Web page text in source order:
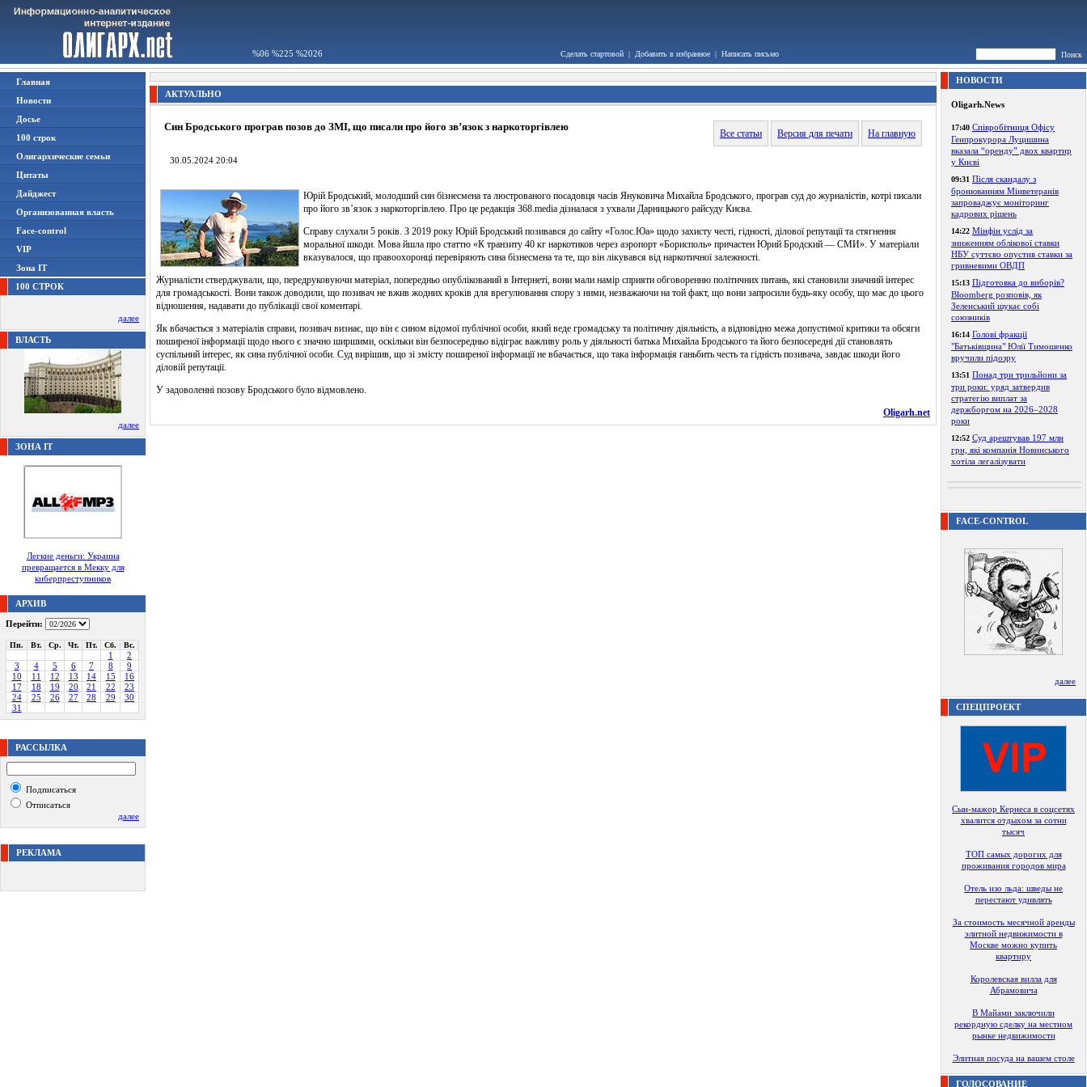
%06 %225 %2026 Сделать стартовой | Добавить в избранное | Написать письмо Поиск
Главная
Новости
Досье
100 строк
Олигархические семьи
Цитаты
Дайджест
Организованная власть
Face-control
VIP
Зона IT
100 СТРОК
далее
ВЛАСТЬ
далее
ЗОНА IT
Легкие деньги: Украина
превращается в Мекку для
киберпреступников
АРХИВ
Перейти:
Пн. Вт. Ср. Чт. Пт. Сб. Вс.
1
2
3
4 5 6 7 8
9
10
11 12 13 14 15
16
17
18 19 20 21 22
23
24
25 26 27 28 29
30
31
РАССЫЛКА
Подписаться
Отписаться
далее
РЕКЛАМА
АКТУАЛЬНО
Син Бродського програв позов до ЗМІ, що писали про його зв’язок з наркоторгівлею
Все статьи Версия для печати На главную
30.05.2024 20:04
Юрій Бродський, молодший син бізнесмена та люстрованого посадовця часів Януковича Михайла Бродського, програв суд до журналістів, котрі писали
про його зв’язок з наркоторгівлею. Про це редакція 368.media дізналася з ухвали Дарницького райсуду Києва.
Справу слухали 5 років. З 2019 року Юрій Бродський позивався до сайту «Голос.Юа» щодо захисту честі, гідності, ділової репутації та стягнення
моральної шкоди. Мова йшла про статтю «К транзиту 40 кг наркотиков через аэропорт «Борисполь» причастен Юрий Бродский — СМИ». У матеріали
вказувалося, що правоохоронці перевіряють сина бізнесмена та те, що він лікувався від наркотичної залежності.
Журналісти стверджували, що, передруковуючи матеріал, попередньо опублікований в Інтернеті, вони мали намір сприяти обговоренню політичних питань, які становили значний інтерес
для громадськості. Вони також доводили, що позивач не вжив жодних кроків для врегулювання спору з ними, незважаючи на той факт, що вони запросили будь-яку особу, що має до цього
відношення, надавати до публікації свої коментарі.
Як вбачається з матеріалів справи, позивач визнає, що він є сином відомої публічної особи, який веде громадську та політичну діяльність, а відповідно межа допустимої критики та обсяги
поширеної інформації щодо нього є значно ширшими, оскільки він безпосередньо відіграє важливу роль у діяльності батька Михайла Бродського та його безпосередні дії становлять
суспільний інтерес, як сина публічної особи. Суд вирішив, що зі змісту поширеної інформації не вбачається, що така інформація ганьбить честь та гідність позивача, завдає шкоди його
діловій репутації.
У задоволенні позову Бродського було відмовлено.
Oligarh.net
НОВОСТИ
Oligarh.News
17:40 Співробітниця Офісу
Генпрокурора Луцишина
вказала “оренду” двох квартир
у Києві
09:31 Після скандалу з
бронюванням Мінветеранів
запроваджує моніторинг
кадрових рішень
14:22 Мінфін услід за
зниженням облікової ставки
НБУ суттєво опустив ставки за
гривневими ОВДП
15:13 Підготовка до виборів?
Bloomberg розповів, як
Зеленський шукає собі
союзників
16:14 Голові фракції
"Батьківщина" Юлії Тимошенко
вручили підозру
13:51 Понад три трильйони за
три роки: уряд затвердив
стратегію виплат за
держборгом на 2026–2028
роки
12:52 Суд арештував 197 млн
грн, які компанія Новинського
хотіла легалізувати
FACE-CONTROL
далее
СПЕЦПРОЕКТ
Сын-мажор Кернеса в соцсетях
хвалится отдыхом за сотни
тысяч
ТОП самых дорогих для
проживания городов мира
Отель изо льда: шведы не
перестают удивлять
За стоимость месячной аренды
элитной недвижимости в
Москве можно купить
квартиру
Королевская вилла для
Абрамовича
В Майами заключили
рекордную сделку на местном
рынке недвижимости
Элитная посуда на вашем столе
ГОЛОСОВАНИЕ